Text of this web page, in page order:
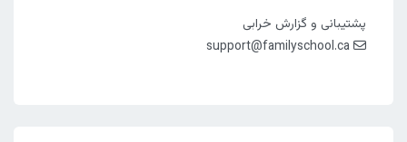
پشتیبانی و گزارش خرابی
support@familyschool.ca